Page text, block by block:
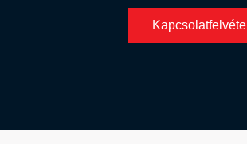
Kapcsolatfelvétel